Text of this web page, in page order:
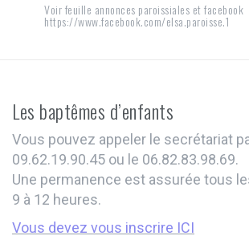
Voir feuille annonces paroissiales et facebook
https://www.facebook.com/elsa.paroisse.1
Les baptêmes d’enfants
Vous pouvez appeler le secrétariat
09.62.19.90.45 ou le 06.82.83.98.69.
Une permanence est assurée tous
9 à 12 heures.
Vous devez vous inscrire ICI